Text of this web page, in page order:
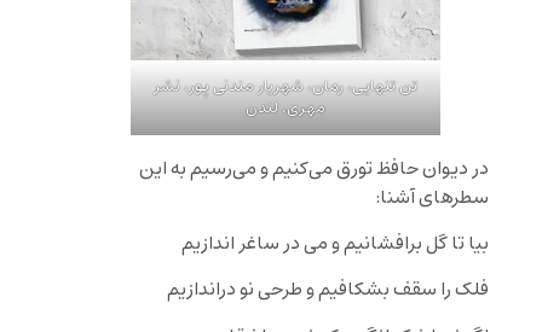
تن تنهایی، رمان، شهریار مندنی پور، نشر
مهری، لندن
در دیوان حافظ تورق می‌کنیم و می‌رسیم به این
سطرهای آشنا:
بیا تا گل برافشانیم و می در ساغر اندازیم
فلک را سقف بشکافیم و طرحی نو دراندازیم